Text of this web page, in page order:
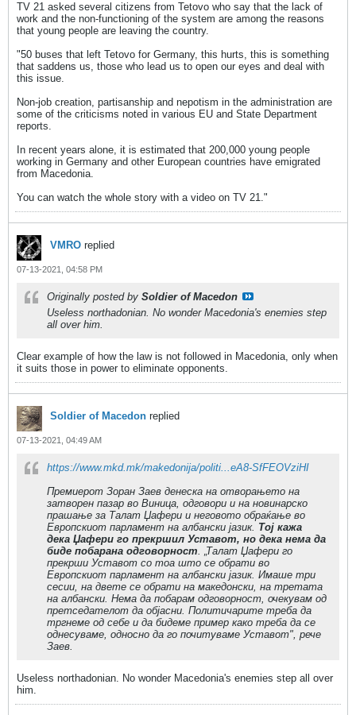
TV 21 asked several citizens from Tetovo who say that the lack of
work and the non-functioning of the system are among the reasons
that young people are leaving the country.
"50 buses that left Tetovo for Germany, this hurts, this is something
that saddens us, those who lead us to open our eyes and deal with
this issue.
Non-job creation, partisanship and nepotism in the administration are
some of the criticisms noted in various EU and State Department
reports.
In recent years alone, it is estimated that 200,000 young people
working in Germany and other European countries have emigrated
from Macedonia.
You can watch the whole story with a video on TV 21."
VMRO replied
07-13-2021, 04:58 PM
Originally posted by Soldier of Macedon
Useless northadonian. No wonder Macedonia's enemies step
all over him.
Clear example of how the law is not followed in Macedonia, only when
it suits those in power to eliminate opponents.
Soldier of Macedon replied
07-13-2021, 04:49 AM
https://www.mkd.mk/makedonija/politi...eA8-SfFEOVziHI
Премиерот Зоран Заев денеска на отворањето на
затворен пазар во Виница, одговори и на новинарско
прашање за Талат Џафери и неговото обраќање во
Европскиот парламент на албански јазик. Тој кажа
дека Џафери го прекршил Уставот, но дека нема да
биде побарана одговорност. „Талат Џафери го
прекрши Уставот со тоа што се обрати во
Европскиот парламент на албански јазик. Имаше три
сесии, на двете се обрати на македонски, на третата
на албански. Нема да побарам одговорност, очекувам од
претседателот да објасни. Политичарите треба да
тргнеме од себе и да бидеме пример како треба да се
однесуваме, односно да го почитуваме Уставот", рече
Заев.
Useless northadonian. No wonder Macedonia's enemies step all over
him.